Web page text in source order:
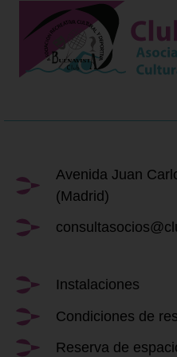
Avenida Juan
(Madrid)
Instalaciones
Condiciones de
Reserva de